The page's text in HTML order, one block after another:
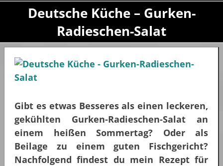
Deutsche Küche – Gurken-
Radieschen-Salat
Gibt es etwas Besseres als einen leckeren,
gekühlten Gurken-Radieschen-Salat an
einem heißen Sommertag? Oder als
Beilage zu einem guten Fischgericht?
Nachfolgend findest du mein Rezept für